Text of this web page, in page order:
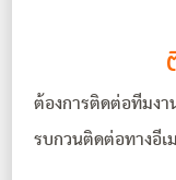
ต้องการติดต่อทีมงา
รบกวนติดต่อทางอีเ